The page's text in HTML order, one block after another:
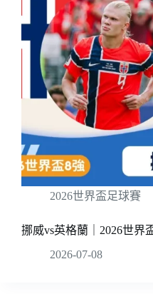
2026世界盃足球賽
挪威vs英格蘭｜2026世界
2026-07-08